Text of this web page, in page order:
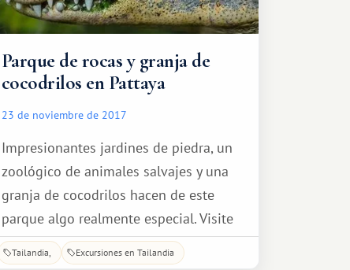
Parque de rocas y granja de
cocodrilos en Pattaya
23 de noviembre de 2017
Impresionantes jardines de piedra, un
zoológico de animales salvajes y una
granja de cocodrilos hacen de este
parque algo realmente especial. Visite
una de las atracciones más populares
de Pattaya: el Parque de Piedras de
Tailandia Excursiones en Tailandia